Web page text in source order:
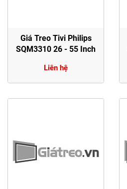
Giá Treo Tivi Philips
SQM3310 26 - 55 Inch
Liên hệ